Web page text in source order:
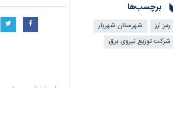
برچسب‌ها
رمز ارز
شهرستان شهریار
شركت‌ توزيع نيروی برق
اخبار مرتبط